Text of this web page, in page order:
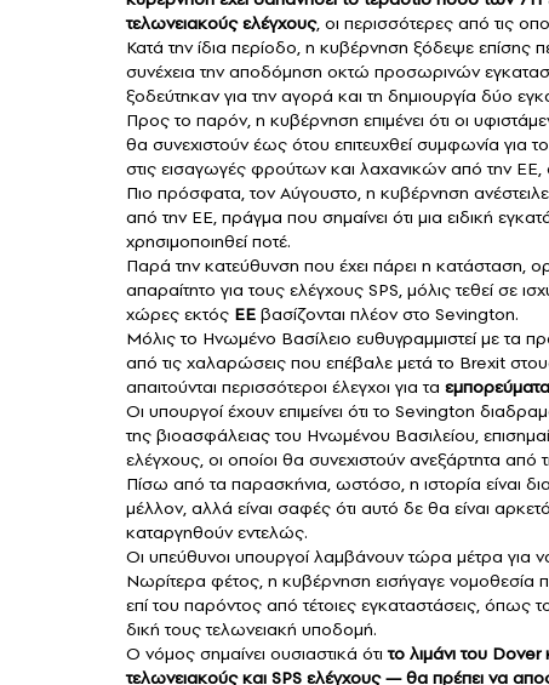
τελωνειακούς ελέγχους, οι περισσότερες από τις
Κατά την ίδια περίοδο, η κυβέρνηση ξόδεψε επίσης
συνέχεια την αποδόμηση οκτώ προσωρινών
ξοδεύτηκαν για την αγορά και τη δημιουργία δύο
Προς το παρόν, η κυβέρνηση επιμένει ότι οι
θα συνεχιστούν έως ότου επιτευχθεί συμφωνία για
στις εισαγωγές φρούτων και λαχανικών από την ΕΕ,
Πιο πρόσφατα, τον Αύγουστο, η κυβέρνηση
από την ΕΕ, πράγμα που σημαίνει ότι μια ειδική
χρησιμοποιηθεί ποτέ.
Παρά την κατεύθυνση που έχει πάρει η κατάσταση,
απαραίτητο για τους ελέγχους SPS, μόλις τεθεί σε
χώρες εκτός ΕΕ βασίζονται πλέον στο Sevington.
Μόλις το Ηνωμένο Βασίλειο ευθυγραμμιστεί με τα
από τις χαλαρώσεις που επέβαλε μετά το Brexit
απαιτούνται περισσότεροι έλεγχοι για τα εμπορεύματα
Οι υπουργοί έχουν επιμείνει ότι το Sevington
της βιοασφάλειας του Ηνωμένου Βασιλείου,
ελέγχους, οι οποίοι θα συνεχιστούν ανεξάρτητα από
Πίσω από τα παρασκήνια, ωστόσο, η ιστορία είναι
μέλλον, αλλά είναι σαφές ότι αυτό δε θα είναι
καταργηθούν εντελώς.
Οι υπεύθυνοι υπουργοί λαμβάνουν τώρα μέτρα για
Νωρίτερα φέτος, η κυβέρνηση εισήγαγε νομοθεσία
επί του παρόντος από τέτοιες εγκαταστάσεις,
δική τους τελωνειακή υποδομή.
Ο νόμος σημαίνει ουσιαστικά ότι το λιμάνι του
τελωνειακούς και SPS ελέγχους — θα πρέπει να